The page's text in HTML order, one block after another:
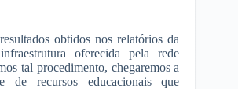
obtidos nos relatórios da
oferecida pela rede
tal procedimento, chegaremos a
de recursos educacionais que